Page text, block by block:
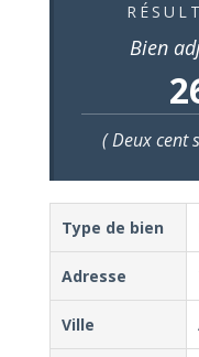
Bien
( Deux cent
Type de bien
Adresse
Ville